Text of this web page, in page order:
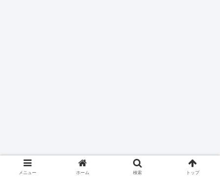
メニュー ホーム 検索 トップ